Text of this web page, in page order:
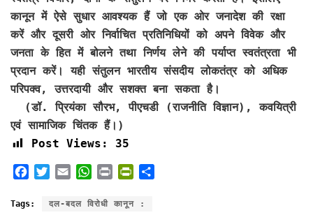
कानून में ऐसे सुधार आवश्यक हैं जो एक ओर जनादेश की रक्षा
करें और दूसरी ओर निर्वाचित प्रतिनिधियों को अपने विवेक और
जनता के हित में बोलने तथा निर्णय लेने की पर्याप्त स्वतंत्रता भी
प्रदान करें। यही संतुलन भारतीय संसदीय लोकतंत्र को अधिक
परिपक्व, उत्तरदायी और सशक्त बना सकता है।
(डॉ. प्रियंका सौरभ, पीएचडी (राजनीति विज्ञान), कवयित्री
एवं सामाजिक चिंतक हैं।)
Post Views:
35
c
i
a
a
i
i
Tags: दल-बदल विरोधी कानून :